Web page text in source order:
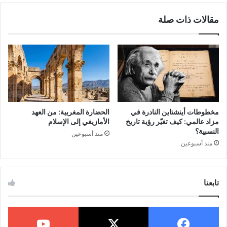
Research
Patel)
7. أداة Wordstream
8. أداة Google Keyword
Planner
9. أداة Ahref Keyword
Explorer
10. أداة SEOQuantum
مقالات ذات صلة
مخطوطات أينشتاين النادرة في
مزاد عالمي: كيف تغيّر رؤية تاريخ
النسبية؟
منذ أسبوعين
الحضارة المغربية: من العهد
الأمازيغي إلى الإسلام
منذ أسبوعين
تابعنا